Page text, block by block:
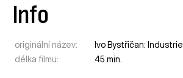
Info
originální název:
Ivo Bystřičan: Industrie
délka filmu:
45 min.